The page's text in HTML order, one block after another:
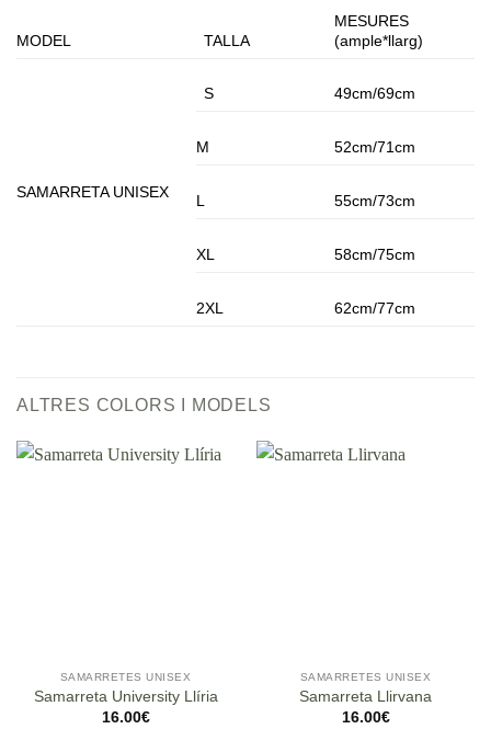
MODEL TALLA
MESURES
(ample*llarg)
SAMARRETA UNISEX
S 49cm/69cm
M 52cm/71cm
L 55cm/73cm
XL 58cm/75cm
2XL 62cm/77cm
ALTRES COLORS I MODELS
SAMARRETES UNISEX
Samarreta University Llíria
16.00€
SAMARRETES UNISEX
Samarreta Llirvana
16.00€